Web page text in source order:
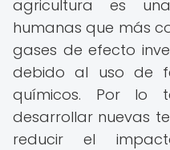
agricultura es
humanas que más
gases de efecto
debido al uso de
químicos. Por lo
desarrollar nuevas
reducir el